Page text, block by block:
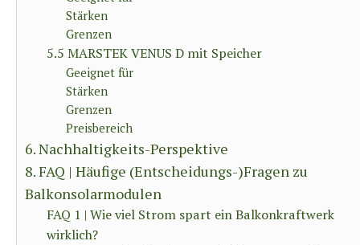
Stärken
Grenzen
5.5 MARSTEK VENUS D mit Speicher
Geeignet für
Stärken
Grenzen
Preisbereich
6. Nachhaltigkeits-Perspektive
8. FAQ | Häufige (Entscheidungs-)Fragen zu
Balkonsolarmodulen
FAQ 1 | Wie viel Strom spart ein Balkonkraftwerk
wirklich?